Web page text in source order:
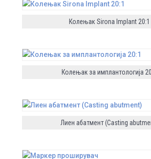
Колењак Sirona Implant 20:1
Колењак за имплантологија
Лиен абатмент (Casting